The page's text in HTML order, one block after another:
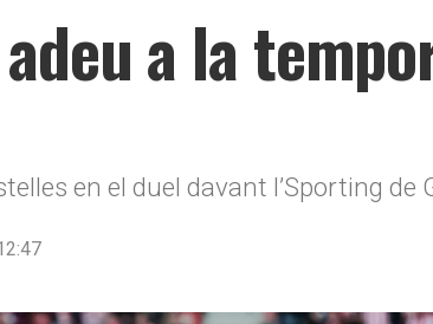
a la
en el duel davant l’Sporting de